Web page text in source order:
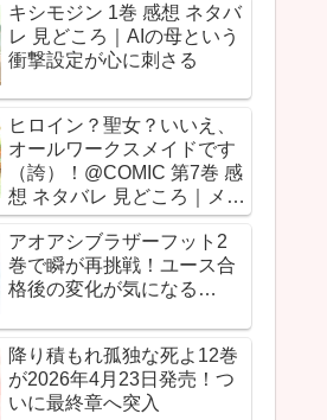
キシモジン 1巻 感想 ネタバ
レ 見どころ｜AIの母という
衝撃設定が心に刺さる
ヒロイン？聖女？いいえ、
オールワークスメイドです
（誇）！@COMIC 第7巻 感
想 ネタバレ 見どころ｜メイ
ド魂が今回も全力だった
アオアシブラザーフット2
巻で瞬が再挑戦！ユース合
格後の変化が気になる…
降り積もれ孤独な死よ12巻
が2026年4月23日発売！つ
いに最終章へ突入